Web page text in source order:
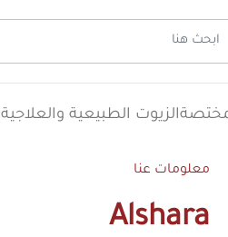
الزيوت الطبيعية والعلاجية
معلومات عنا
Alshara